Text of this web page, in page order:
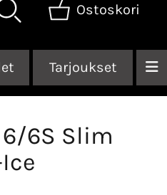
Ostoskori
Tarjoukset
6S Slim